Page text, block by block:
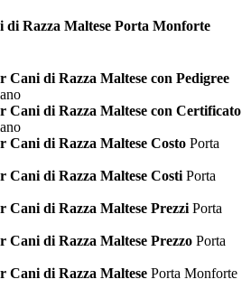
di Razza Maltese Porta Monforte
Cani di Razza Maltese con Pedigree
Cani di Razza Maltese con Certificato
Cani di Razza Maltese Costo Porta
Cani di Razza Maltese Costi Porta
Cani di Razza Maltese Prezzi Porta
Cani di Razza Maltese Prezzo Porta
Cani di Razza Maltese Porta Monforte